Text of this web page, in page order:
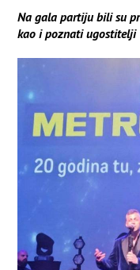
Na gala partiju bili su
kao i poznati ugostitelji